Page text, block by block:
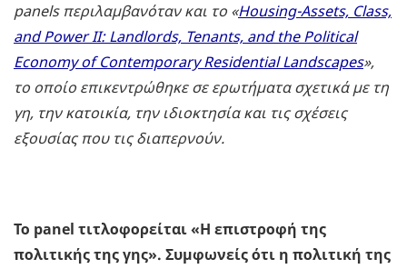
panels περιλαμβανόταν και το «Housing-Assets, Class,
and Power II: Landlords, Tenants, and the Political
Economy of Contemporary Residential Landscapes»,
το οποίο επικεντρώθηκε σε ερωτήματα σχετικά με τη
γη, την κατοικία, την ιδιοκτησία και τις σχέσεις
εξουσίας που τις διαπερνούν.
Το panel τιτλοφορείται «Η επιστροφή της
πολιτικής της γης». Συμφωνείς ότι η πολιτική της